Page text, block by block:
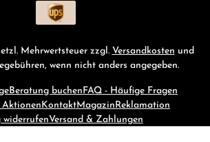
Mehrwertsteuer zzgl. Versandkosten und
wenn nicht anders angegeben.
Beratung buchenFAQ - Häufige Fragen
AktionenKontaktMagazinReklamation
widerrufenVersand & Zahlungen